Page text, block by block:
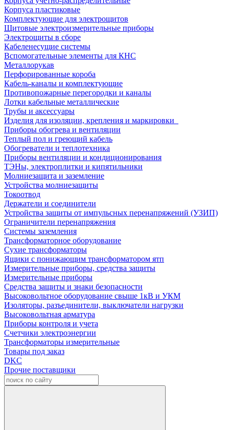
Корпуса пластиковые
Комплектующие для электрощитов
Щитовые электроизмерительные приборы
Электрощиты в сборе
Кабеленесущие системы
Вспомогательные элементы для КНС
Металлорукав
Перфорированные короба
Кабель-каналы и комплектующие
Противопожарные перегородки и каналы
Лотки кабельные металлические
Трубы и аксессуары
Изделия для изоляции, крепления и маркировки
Приборы обогрева и вентиляции
Теплый пол и греющий кабель
Обогреватели и теплотехника
Приборы вентиляции и кондиционирования
ТЭНы, электроплитки и кипятильники
Молниезащита и заземление
Устройства молниезащиты
Токоотвод
Держатели и соединители
Устройства защиты от импульсных перенапряжений (УЗИП)
Ограничители перенапряжения
Системы заземления
Трансформаторное оборудование
Сухие трансформаторы
Ящики с понижающим трансформатором ятп
Измерительные приборы, средства защиты
Измерительные приборы
Средства защиты и знаки безопасности
Высоковольтное оборудование свыше 1кВ и УКМ
Изоляторы, разъединители, выключатели нагрузки
Высоковольтная арматура
Приборы контроля и учета
Счетчики электроэнергии
Трансформаторы измерительные
Товары под заказ
DKC
Прочие поставщики